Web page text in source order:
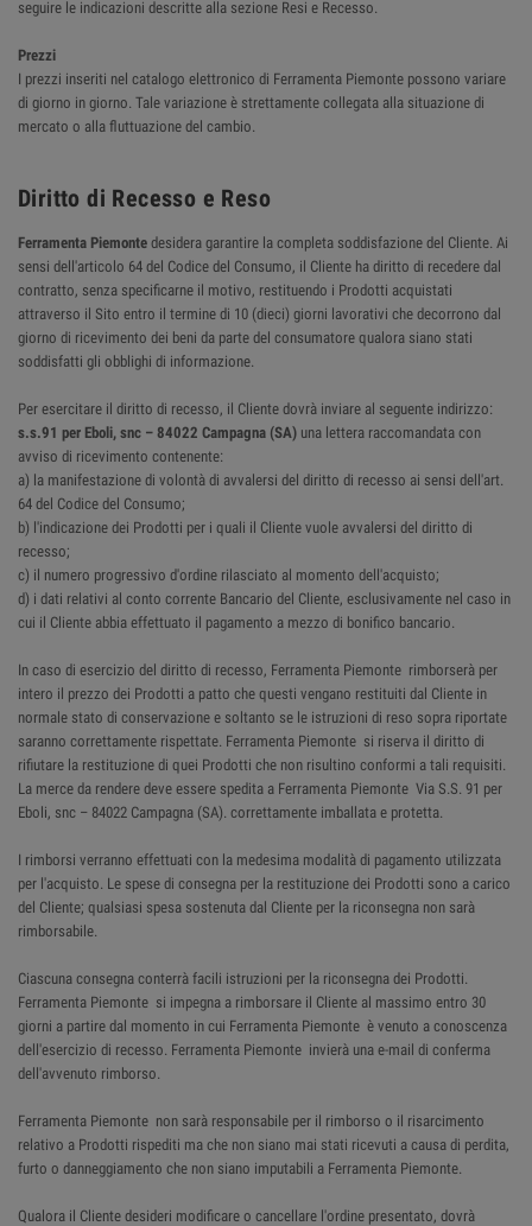
seguire le indicazioni descritte alla sezione Resi e Recesso.
Prezzi
I prezzi inseriti nel catalogo elettronico di Ferramenta Piemonte possono variare
di giorno in giorno. Tale variazione è strettamente collegata alla situazione di
mercato o alla fluttuazione del cambio.
Diritto di Recesso e Reso
Ferramenta Piemonte desidera garantire la completa soddisfazione del Cliente. Ai
sensi dell'articolo 64 del Codice del Consumo, il Cliente ha diritto di recedere dal
contratto, senza specificarne il motivo, restituendo i Prodotti acquistati
attraverso il Sito entro il termine di 10 (dieci) giorni lavorativi che decorrono dal
giorno di ricevimento dei beni da parte del consumatore qualora siano stati
soddisfatti gli obblighi di informazione.
Per esercitare il diritto di recesso, il Cliente dovrà inviare al seguente indirizzo:
s.s.91 per Eboli, snc – 84022 Campagna (SA) una lettera raccomandata con
avviso di ricevimento contenente:
a) la manifestazione di volontà di avvalersi del diritto di recesso ai sensi dell'art.
64 del Codice del Consumo;
b) l'indicazione dei Prodotti per i quali il Cliente vuole avvalersi del diritto di
recesso;
c) il numero progressivo d'ordine rilasciato al momento dell'acquisto;
d) i dati relativi al conto corrente Bancario del Cliente, esclusivamente nel caso in
cui il Cliente abbia effettuato il pagamento a mezzo di bonifico bancario.
In caso di esercizio del diritto di recesso, Ferramenta Piemonte rimborserà per
intero il prezzo dei Prodotti a patto che questi vengano restituiti dal Cliente in
normale stato di conservazione e soltanto se le istruzioni di reso sopra riportate
saranno correttamente rispettate. Ferramenta Piemonte si riserva il diritto di
rifiutare la restituzione di quei Prodotti che non risultino conformi a tali requisiti.
La merce da rendere deve essere spedita a Ferramenta Piemonte Via S.S. 91 per
Eboli, snc – 84022 Campagna (SA). correttamente imballata e protetta.
I rimborsi verranno effettuati con la medesima modalità di pagamento utilizzata
per l'acquisto. Le spese di consegna per la restituzione dei Prodotti sono a carico
del Cliente; qualsiasi spesa sostenuta dal Cliente per la riconsegna non sarà
rimborsabile.
Ciascuna consegna conterrà facili istruzioni per la riconsegna dei Prodotti.
Ferramenta Piemonte si impegna a rimborsare il Cliente al massimo entro 30
giorni a partire dal momento in cui Ferramenta Piemonte è venuto a conoscenza
dell'esercizio di recesso. Ferramenta Piemonte invierà una e-mail di conferma
dell'avvenuto rimborso.
Ferramenta Piemonte non sarà responsabile per il rimborso o il risarcimento
relativo a Prodotti rispediti ma che non siano mai stati ricevuti a causa di perdita,
furto o danneggiamento che non siano imputabili a Ferramenta Piemonte.
Qualora il Cliente desideri modificare o cancellare l'ordine presentato, dovrà